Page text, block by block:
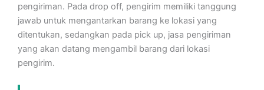
pengiriman. Pada drop off, pengirim memiliki tanggung
jawab untuk mengantarkan barang ke lokasi yang
ditentukan, sedangkan pada pick up, jasa pengiriman
yang akan datang mengambil barang dari lokasi
pengirim.